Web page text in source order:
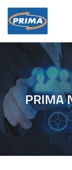
PRIMA